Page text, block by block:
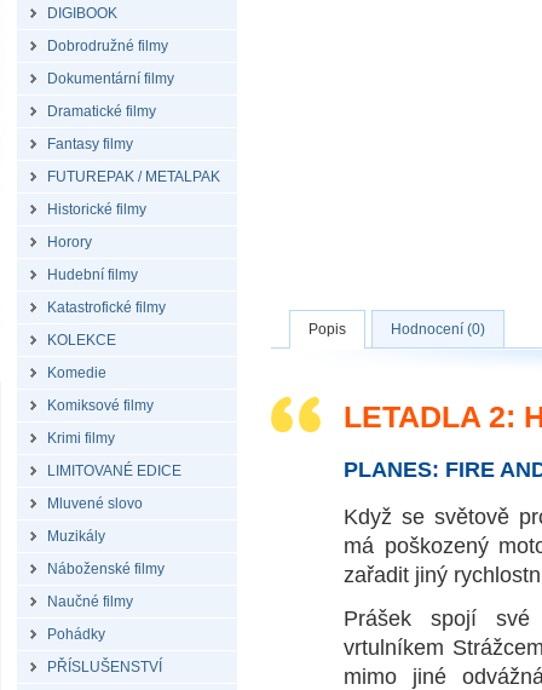
DIGIBOOK
Dobrodružné filmy
Dokumentární filmy
Dramatické filmy
Fantasy filmy
FUTUREPAK / METALPAK
Historické filmy
Horory
Hudební filmy
Katastrofické filmy
KOLEKCE
Komedie
Komiksové filmy
Krimi filmy
LIMITOVANÉ EDICE
Mluvené slovo
Muzikály
Náboženské filmy
Naučné filmy
Pohádky
PŘÍSLUŠENSTVÍ
Popis Hodnocení (0)
LETADLA 2:
PLANES: FIRE
Když se světově
má poškozený
zařadit jiný
Prášek spojí své
vrtulníkem
mimo jiné